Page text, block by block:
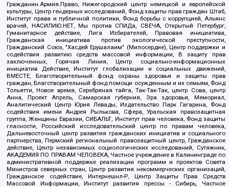
Гражданин.Армия.Право, Нижегородский центр немецкой и европейской
культуры, Центр гендерных исследований, Фонд защиты прав граждан Штаб,
Институт права и публичной политики, Фонд борьбы с коррупцией, Альянс
врачей, НАСИЛИЮ.НЕТ, Мы против СПИДа, СВЕЧА, Открытый Петербург,
Гуманитарное действие, Лига Избирателей, Правовая инициатива,
Гражданская инициатива против экологической преступности,
Гражданский Союз, "Хасдей Ерушалаим" (Милосердие), Центр поддержки и
содействия развитию средств массовой информации, В защиту прав
заключенных, Горячая Линия, Центр социально-информационных
инициатив Действие, Институт глобализации и социальных движений,
ВМЕСТЕ, Благотворительный фонд охраны здоровья и защиты прав
граждан, Благотворительный фонд помощи осужденным и их семьям, Фонд
Тольятти, Новое время, Серебряная тайга, Так-Так-Так, центр Сова, центр
Анна, Проект Апрель, Самарская губерния, Эра здоровья, Мемориал,
Аналитический Центр Юрия Левады, Издательство Парк Гагарина, Фонд
содействия имени Андрея Рылькова, Сфера, Уральская правозащитная
группа, Женщины Евразии, СИБАЛЬТ, Институт прав человека, Фонд защиты
гласности, Российский исследовательский центр по правам человека,
Дальневосточный центр развития гражданских инициатив и социального
партнерства, Пермский региональный правозащитный центр, Гражданское
действие, Центр независимых социологических исследований, Сутяжник,
АКАДЕМИЯ ПО ПРАВАМ ЧЕЛОВЕКА, Частное учреждение в Калининграде по
административной поддержке реализации программ и проектов Совета
Министров северных стран, Центр развития некоммерческих организаций,
Гражданское содействие, Интернешнл-Р, Центр Защиты Прав Средств
Массовой Информации, Институт развития прессы - Сибирь, Частное